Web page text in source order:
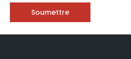
Soumettre